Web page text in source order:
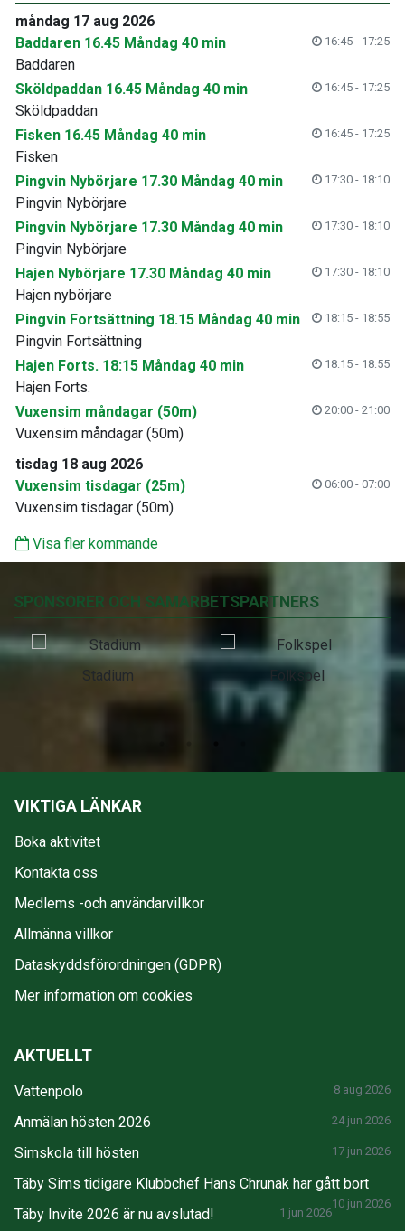
måndag 17 aug 2026
Baddaren 16.45 Måndag 40 min
16:45 - 17:25
Baddaren
Sköldpaddan 16.45 Måndag 40 min
16:45 - 17:25
Sköldpaddan
Fisken 16.45 Måndag 40 min
16:45 - 17:25
Fisken
Pingvin Nybörjare 17.30 Måndag 40 min
17:30 - 18:10
Pingvin Nybörjare
Pingvin Nybörjare 17.30 Måndag 40 min
17:30 - 18:10
Pingvin Nybörjare
Hajen Nybörjare 17.30 Måndag 40 min
17:30 - 18:10
Hajen nybörjare
Pingvin Fortsättning 18.15 Måndag 40 min
18:15 - 18:55
Pingvin Fortsättning
Hajen Forts. 18:15 Måndag 40 min
18:15 - 18:55
Hajen Forts.
Vuxensim måndagar (50m)
20:00 - 21:00
Vuxensim måndagar (50m)
tisdag 18 aug 2026
Vuxensim tisdagar (25m)
06:00 - 07:00
Vuxensim tisdagar (50m)
Visa fler kommande
SPONSORER OCH SAMARBETSPARTNERS
Stadium Folkspel
VIKTIGA LÄNKAR
Boka aktivitet
Kontakta oss
Medlems -och användarvillkor
Allmänna villkor
Dataskyddsförordningen (GDPR)
Mer information om cookies
AKTUELLT
Vattenpolo 8 aug 2026
Anmälan hösten 2026 24 jun 2026
Simskola till hösten 17 jun 2026
Täby Sims tidigare Klubbchef Hans Chrunak har gått bort
10 jun 2026
Täby Invite 2026 är nu avslutad! 1 jun 2026